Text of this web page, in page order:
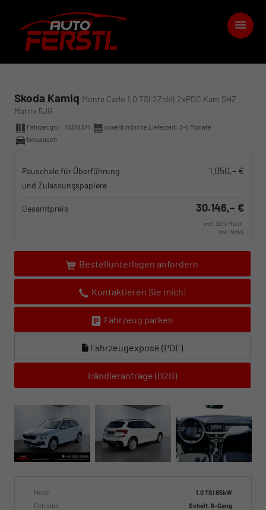
Skoda Kamiq Monte Carlo 1,0 TSI 2Zokli 2xPDC Kam SHZ
Matrix 5JG
Fahrzeugnr.: 10378374
unverbindliche Lieferzeit: 3-5 Monate
Neuwagen
Pauschale für Überführung
und Zulassungspapiere
1.050,– €
Gesamtpreis 30.146,– €
incl. 20% MwSt.
inkl. NoVA
Bestellunterlagen anfordern
Kontaktieren Sie mich!
Fahrzeug parken
Fahrzeugexposé (PDF)
Händleranfrage (B2B)
Motor
1.0 TSI 85kW
Getriebe
Schalt. 6-Gang